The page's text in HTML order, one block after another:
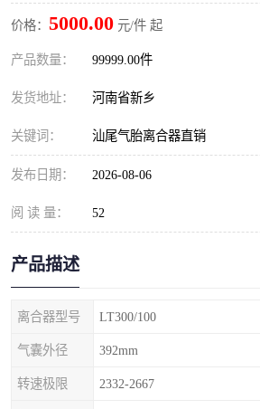
价格： 5000.00 元/件 起
产品数量： 99999.00件
发货地址： 河南省新乡
关键词： 汕尾气胎离合器直销
发布日期： 2026-08-06
阅 读 量： 52
产品描述
离合器型号 LT300/100
气囊外径 392mm
转速极限 2332-2667